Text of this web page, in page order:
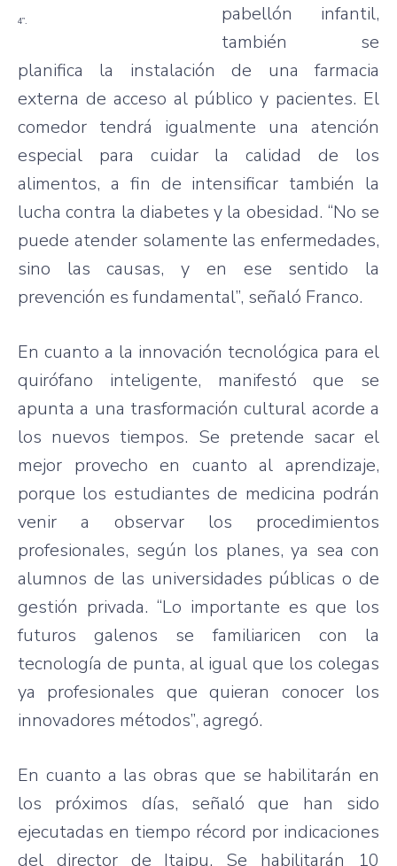
4”.
pabellón infantil,
también se
planifica la instalación de una farmacia
externa de acceso al público y pacientes. El
comedor tendrá igualmente una atención
especial para cuidar la calidad de los
alimentos, a fin de intensificar también la
lucha contra la diabetes y la obesidad. “No se
puede atender solamente las enfermedades,
sino las causas, y en ese sentido la
prevención es fundamental”, señaló Franco.
En cuanto a la innovación tecnológica para el
quirófano inteligente, manifestó que se
apunta a una trasformación cultural acorde a
los nuevos tiempos. Se pretende sacar el
mejor provecho en cuanto al aprendizaje,
porque los estudiantes de medicina podrán
venir a observar los procedimientos
profesionales, según los planes, ya sea con
alumnos de las universidades públicas o de
gestión privada. “Lo importante es que los
futuros galenos se familiaricen con la
tecnología de punta, al igual que los colegas
ya profesionales que quieran conocer los
innovadores métodos”, agregó.
En cuanto a las obras que se habilitarán en
los próximos días, señaló que han sido
ejecutadas en tiempo récord por indicaciones
del director de Itaipu. Se habilitarán 10